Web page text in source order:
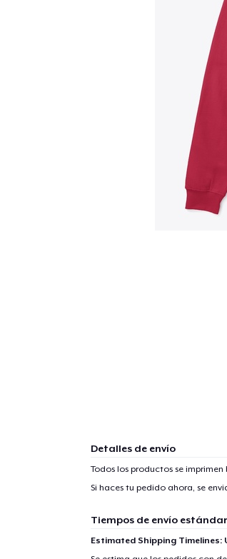
Detalles de envío
Todos los productos se
Si haces tu pedido ahora, se
Tiempos de envío estándar
Estimated Shipping Timelines: